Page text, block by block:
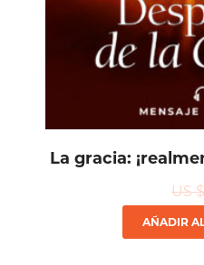
La gracia:
US $
AÑADIR